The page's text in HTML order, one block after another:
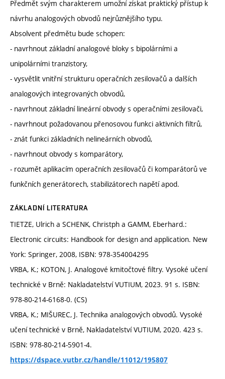
Předmět svým charakterem umožní získat praktický přístup k
návrhu analogových obvodů nejrůznějšího typu.
Absolvent předmětu bude schopen:
- navrhnout základní analogové bloky s bipolárními a
unipolárními tranzistory,
- vysvětlit vnitřní strukturu operačních zesilovačů a dalších
analogových integrovaných obvodů,
- navrhnout základní lineární obvody s operačními zesilovači,
- navrhnout požadovanou přenosovou funkci aktivních filtrů,
- znát funkci základních nelineárních obvodů,
- navrhnout obvody s komparátory,
- rozumět aplikacím operačních zesilovačů či komparátorů ve
funkčních generátorech, stabilizátorech napětí apod.
ZÁKLADNÍ LITERATURA
TIETZE, Ulrich a SCHENK, Christph a GAMM, Eberhard.:
Electronic circuits: Handbook for design and application. New
York: Springer, 2008, ISBN: 978-354004295
VRBA, K.; KOTON, J. Analogové kmitočtové filtry. Vysoké učení
technické v Brně: Nakladatelství VUTIUM, 2023. 91 s. ISBN:
978-80-214-6168-0. (CS)
VRBA, K.; MIŠUREC, J. Technika analogových obvodů. Vysoké
učení technické v Brně, Nakladatelství VUTIUM, 2020. 423 s.
ISBN: 978-80-214-5901-4.
https://dspace.vutbr.cz/handle/11012/195807